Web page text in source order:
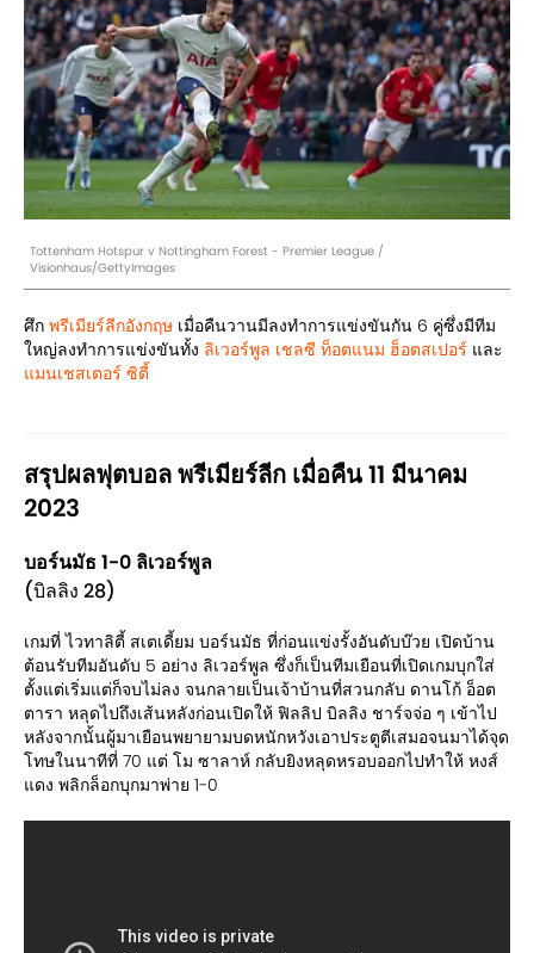
Tottenham Hotspur v Nottingham Forest - Premier League /
Visionhaus/GettyImages
ศึก พรีเมียร์ลีกอังกฤษ เมื่อคืนวานมีลงทำการแข่งขันกัน 6 คู่ซึ่งมีทีม
ใหญ่ลงทำการแข่งขันทั้ง ลิเวอร์พูล เชลซี ท็อตแนม ฮ็อตสเปอร์ และ
แมนเชสเตอร์ ซิตี้
สรุปผลฟุตบอล พรีเมียร์ลีก เมื่อคืน 11 มีนาคม
2023
บอร์นมัธ 1-0 ลิเวอร์พูล
(บิลลิง 28)
เกมที่ ไวทาลิตี้ สเตเดี้ยม บอร์นมัธ ที่ก่อนแข่งรั้งอันดับบ๊วย เปิดบ้าน
ต้อนรับทีมอันดับ 5 อย่าง ลิเวอร์พูล ซึ่งก็เป็นทีมเยือนที่เปิดเกมบุกใส่
ตั้งแต่เริ่มแต่ก็จบไม่ลง จนกลายเป็นเจ้าบ้านที่สวนกลับ ดานโก้ อ็อต
ตารา หลุดไปถึงเส้นหลังก่อนเปิดให้ ฟิลลิป บิลลิง ชาร์จจ่อ ๆ เข้าไป
หลังจากนั้นผู้มาเยือนพยายามบดหนักหวังเอาประตูตีเสมอจนมาได้จุด
โทษในนาทีที่ 70 แต่ โม ซาลาห์ กลับยิงหลุดหรอบออกไปทำให้ หงส์
แดง พลิกล็อกบุกมาพ่าย 1-0